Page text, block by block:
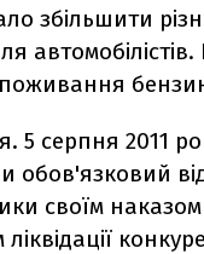
збільшити
5 серпня 2011
обов'язковий
своїм